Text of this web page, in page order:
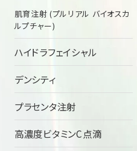
肌育注射 (プルリアル バイオスカ
ルプチャー)
ハイドラフェイシャル
デンシティ
プラセンタ注射
高濃度ビタミンC点滴